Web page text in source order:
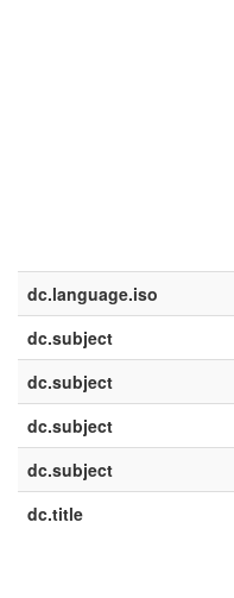
dc.language.iso
dc.subject
dc.subject
dc.subject
dc.subject
dc.title